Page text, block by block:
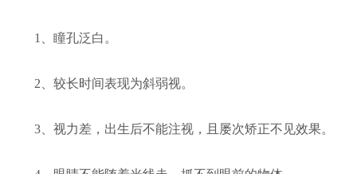
1、瞳孔泛白。
2、较长时间表现为斜弱视。
3、视力差，出生后不能注视，且屡次矫正不见效果。